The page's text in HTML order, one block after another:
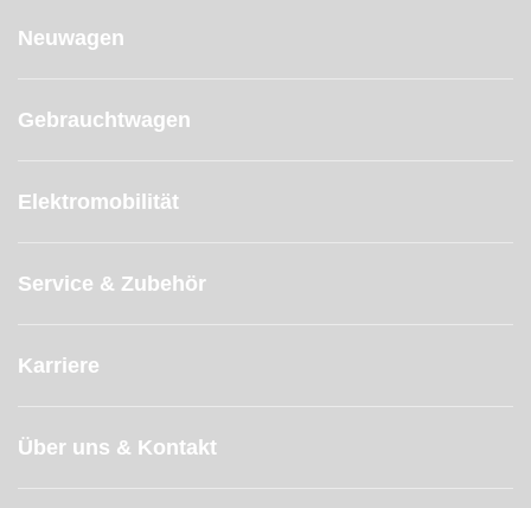
Neuwagen
Gebrauchtwagen
Elektromobilität
Service & Zubehör
Karriere
Über uns & Kontakt